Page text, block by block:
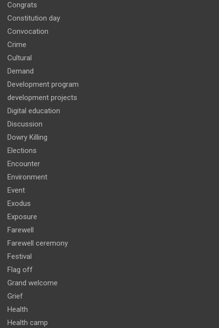
Congrats
Constitution day
Convocation
Crime
Cultural
Demand
Development program
development projects
Digital education
Discussion
Dowry Killing
Elections
Encounter
Environment
Event
Exodus
Exposure
Farewell
Farewell ceremony
Festival
Flag off
Grand welcome
Grief
Health
Health camp